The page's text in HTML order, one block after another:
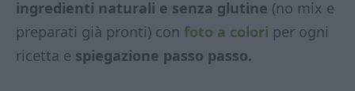
ingredienti naturali e senza glutine (no mix e
preparati già pronti) con foto a colori per ogni
ricetta e spiegazione passo passo.